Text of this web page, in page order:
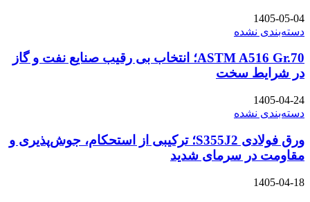
1405-05-04
دسته‌بندی نشده
ASTM A516 Gr.70؛ انتخاب بی رقیب صنایع نفت و گاز
در شرایط سخت
1405-04-24
دسته‌بندی نشده
ورق فولادی S355J2؛ ترکیبی از استحکام، جوش‌پذیری و
مقاومت در سرمای شدید
1405-04-18